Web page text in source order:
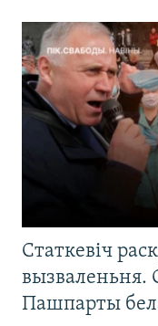
Статкевіч
вызваленьня.
Пашпарты